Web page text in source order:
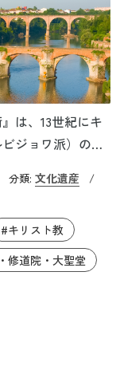
は、13世紀にキ
ジョワ派）の拠
1209年に教皇庁
「アルビジョワ
純者」を意味
思想を持ってい
ため、異端とみ
9世の時に殲滅さ
リスト教の大司
分類: 文化遺産
/
#キリスト教
修道院・大聖堂